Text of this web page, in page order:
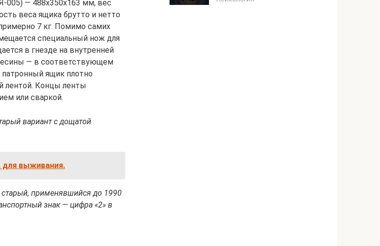
005) — 488х350х163 мм, вес
веса ящика брутто и нетто
7 кг. Помимо самих
специальный нож для
в гнезде на внутренней
— в соответствующем
ящик плотно
лентой. Концы ленты
или сваркой.
вариант с дощатой
для выживания.
применявшийся до 1990
знак — цифра «2» в